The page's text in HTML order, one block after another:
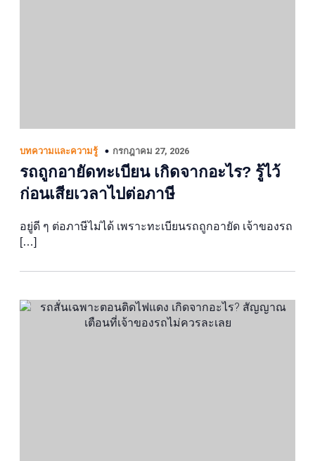
บทความและความรู้ กรกฎาคม 27, 2026
รถถูกอายัดทะเบียน เกิดจากอะไร? รู้ไว้
ก่อนเสียเวลาไปต่อภาษี
อยู่ดี ๆ ต่อภาษีไม่ได้ เพราะทะเบียนรถถูกอายัด เจ้าของรถ
[…]